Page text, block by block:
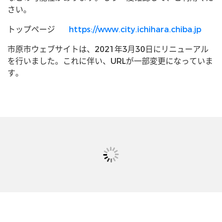
さい。
トップページ https://www.city.ichihara.chiba.jp
市原市ウェブサイトは、2021年3月30日にリニューアル
を行いました。これに伴い、URLが一部変更になっていま
す。